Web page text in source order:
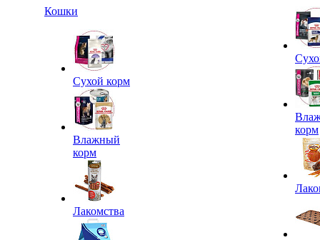
Кошки
Сухой корм
Влажный
корм
Лакомства
корм